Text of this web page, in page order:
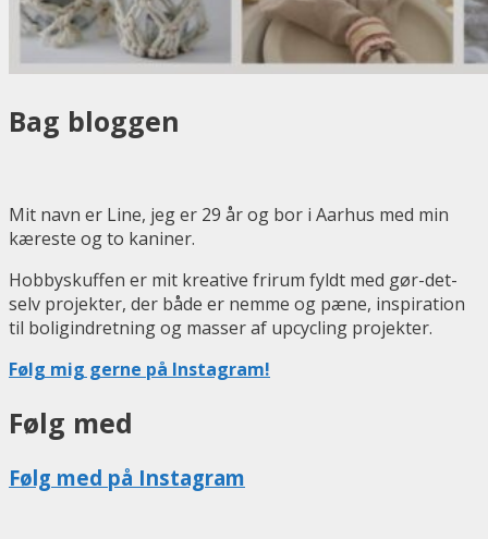
Bag bloggen
Mit navn er Line, jeg er 29 år og bor i Aarhus med min
kæreste og to kaniner.
Hobbyskuffen er mit kreative frirum fyldt med gør-det-
selv projekter, der både er nemme og pæne, inspiration
til boligindretning og masser af upcycling projekter.
Følg mig gerne på Instagram!
Følg med
Følg med på Instagram